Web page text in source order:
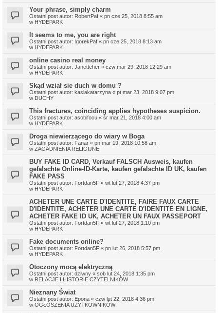
Your phrase, simply charm
Ostatni post autor: RobertPaf « pn cze 25, 2018 8:55 am
w HYDEPARK
It seems to me, you are right
Ostatni post autor: IgorekPaf « pn cze 25, 2018 8:13 am
w HYDEPARK
online casino real money
Ostatni post autor: Janetteher « czw mar 29, 2018 12:29 am
w HYDEPARK
Skąd wział sie duch w domu ?
Ostatni post autor: kasiakatarzyna « pt mar 23, 2018 9:07 pm
w DUCHY
This fractures, coinciding applies hypotheses suspicion.
Ostatni post autor: asobifocu « śr mar 21, 2018 4:00 am
w HYDEPARK
Droga niewierzącego do wiary w Boga
Ostatni post autor: Fanar « pn mar 19, 2018 10:58 am
w ZAGADNIENIA RELIGIJNE
BUY FAKE ID CARD, Verkauf FALSCH Ausweis, kaufen
gefalschte Online-ID-Karte, kaufen gefalschte ID UK, kaufen
FAKE PASS
Ostatni post autor: Fortdan5F « wt lut 27, 2018 4:37 pm
w HYDEPARK
ACHETER UNE CARTE D'IDENTITE, FAIRE FAUX CARTE
D'IDENTITE, ACHETER UNE CARTE D'IDENTITE EN LIGNE,
ACHETER FAKE ID UK, ACHETER UN FAUX PASSEPORT
Ostatni post autor: Fortdan5F « wt lut 27, 2018 1:10 pm
w HYDEPARK
Fake documents online?
Ostatni post autor: Fortdan5F « pn lut 26, 2018 5:57 pm
w HYDEPARK
Otoczony mocą elektryczną
Ostatni post autor: dziwny « sob lut 24, 2018 1:35 pm
w RELACJE I HISTORIE CZYTELNIKÓW
Nieznany Świat
Ostatni post autor: Epona « czw lut 22, 2018 4:36 pm
w OGŁOSZENIA UŻYTKOWNIKÓW